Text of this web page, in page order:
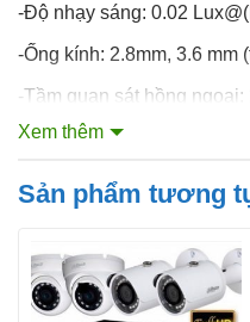
-Độ nhạy sáng: 0.02
-Ống kính: 2.8mm, 3.6 mm
-Tầm quan sát hồng ngoại:
-Chức năng cắt hồng ngoại
-Chức năng chống ngược
Dynamic Range).
-Chức năng điều chỉnh độ
-Chức năng giảm nhiễu
Xem thêm
Sản phẩm tương